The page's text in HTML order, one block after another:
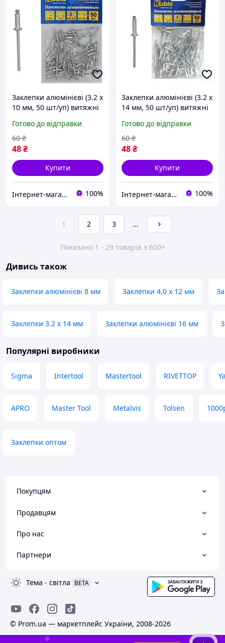
Заклепки алюмінієві (3.2 х
10 мм, 50 шт/уп) витяжні
Готово до відправки
48₴
60 ₴
Купити
Інтернет-магазин CITYTOOLS 100%
Заклепки алюмінієві (3.2 х
14 мм, 50 шт/уп) витяжні
Готово до відправки
48₴
60 ₴
Купити
Інтернет-магазин CITYTOOLS 100%
1 2 3 ...
Показано 1 - 29 товарів з 600+
Дивись також
Заклепки алюмінієві 8 мм Заклепки 4,0 х 12 мм
Заклепки 3.2 х 14 мм Заклепки алюмінієві 16 мм
Популярні виробники
Sigma Intertool Mastertool RIVETTOP
APRO Master Tool Metalvis Tolsen
Заклепки оптом
Покупцям
Продавцям
Про нас
Партнери
Тема - світла BETA
© Prom.ua — маркетплейс України, 2008-2026